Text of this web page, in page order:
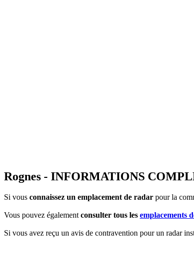
Rognes - INFORMATIONS
Si vous connaissez un emplacement de radar pour la
Vous pouvez égalementconsulter tous les emplacements
Si vous avez reçu un avis de contravention pour un radar